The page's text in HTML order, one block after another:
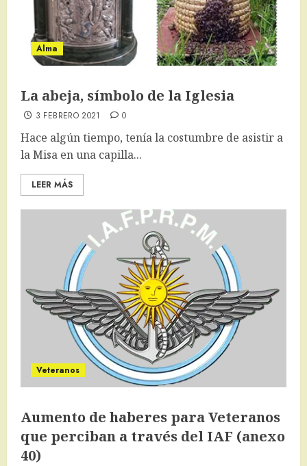
Alma
La abeja, símbolo de la Iglesia
3 FEBRERO 2021 0
Hace algún tiempo, tenía la costumbre de asistir a
la Misa en una capilla...
LEER MÁS
Veteranos
Aumento de haberes para Veteranos
que perciban a través del IAF (anexo
40)